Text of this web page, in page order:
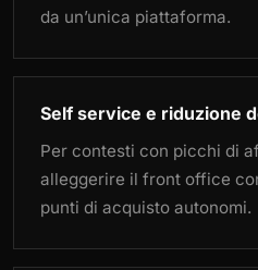
da un’unica piattaforma.
Self service e riduzione
Per contesti con picchi di
alleggerire il front office
punti di acquisto autonomi.